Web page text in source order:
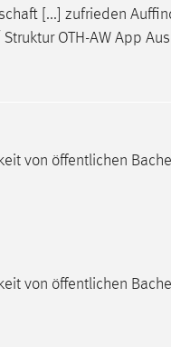
[...] zufrieden
OTH-AW App
von öffentlichen
von öffentlichen